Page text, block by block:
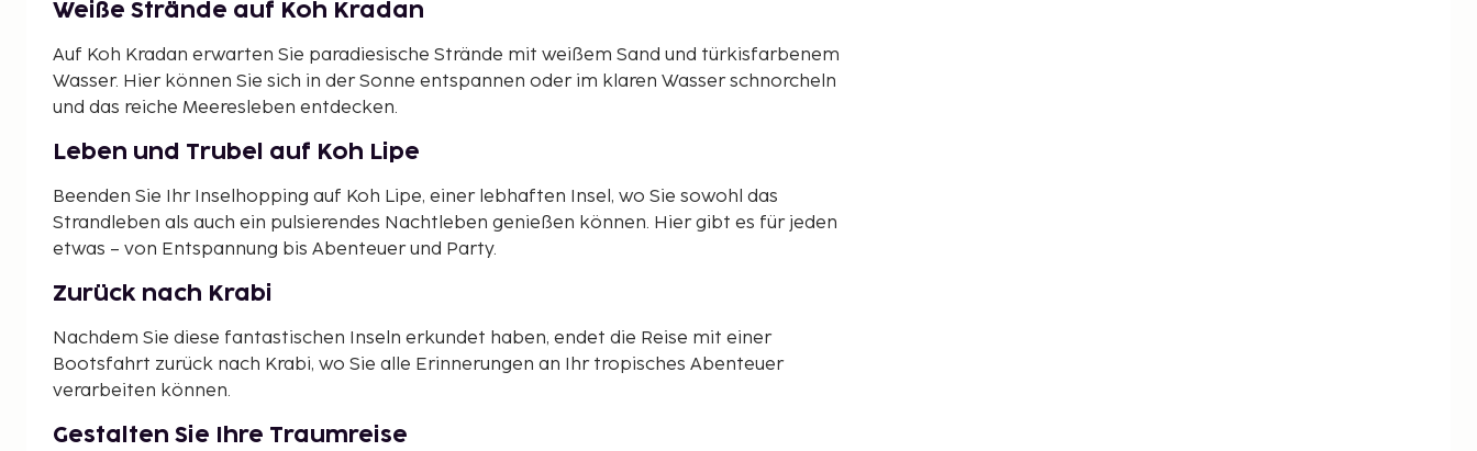
Weiße Strände auf Koh Kradan
Auf Koh Kradan erwarten Sie paradiesische Strände mit weißem Sand und türkisfarbenem
Wasser. Hier können Sie sich in der Sonne entspannen oder im klaren Wasser schnorcheln
und das reiche Meeresleben entdecken.
Leben und Trubel auf Koh Lipe
Beenden Sie Ihr Inselhopping auf Koh Lipe, einer lebhaften Insel, wo Sie sowohl das
Strandleben als auch ein pulsierendes Nachtleben genießen können. Hier gibt es für jeden
etwas – von Entspannung bis Abenteuer und Party.
Zurück nach Krabi
Nachdem Sie diese fantastischen Inseln erkundet haben, endet die Reise mit einer
Bootsfahrt zurück nach Krabi, wo Sie alle Erinnerungen an Ihr tropisches Abenteuer
verarbeiten können.
Gestalten Sie Ihre Traumreise